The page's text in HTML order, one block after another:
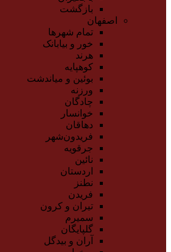
بازگشت
اصفهان
تمام شهر‌ها
خور و بیابانک
هرند
کوهپایه
بوئین و میاندشت
ورزنه
چادگان
خوانسار
دهاقان
فریدون‌شهر
جرقویه
نائین
اردستان
نطنز
فریدن
تیران و کرون
سمیرم
گلپایگان
آران و بیدگل